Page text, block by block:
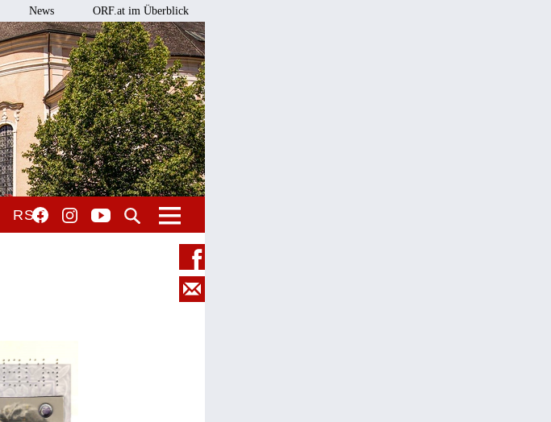
News ORF.at im Überblick
RSO